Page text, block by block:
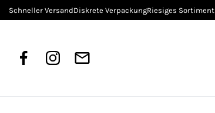
Schneller VersandDiskrete VerpackungRiesiges Sortiment